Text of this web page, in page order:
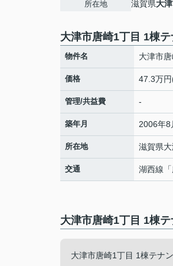
所在地 滋賀県大
⼤津市唐崎1丁⽬ 1棟
物件名 ⼤津市
価格 47.3万
管理/共益費 -
築年月 2006年8
所在地 滋賀県
交通 湖西線 「
⼤津市唐崎1丁⽬ 1棟
⼤津市唐崎1丁⽬ 1棟テナ